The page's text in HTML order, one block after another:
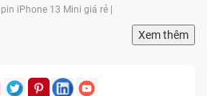
iPhone 13 Mini giá rẻ |
Xem thêm